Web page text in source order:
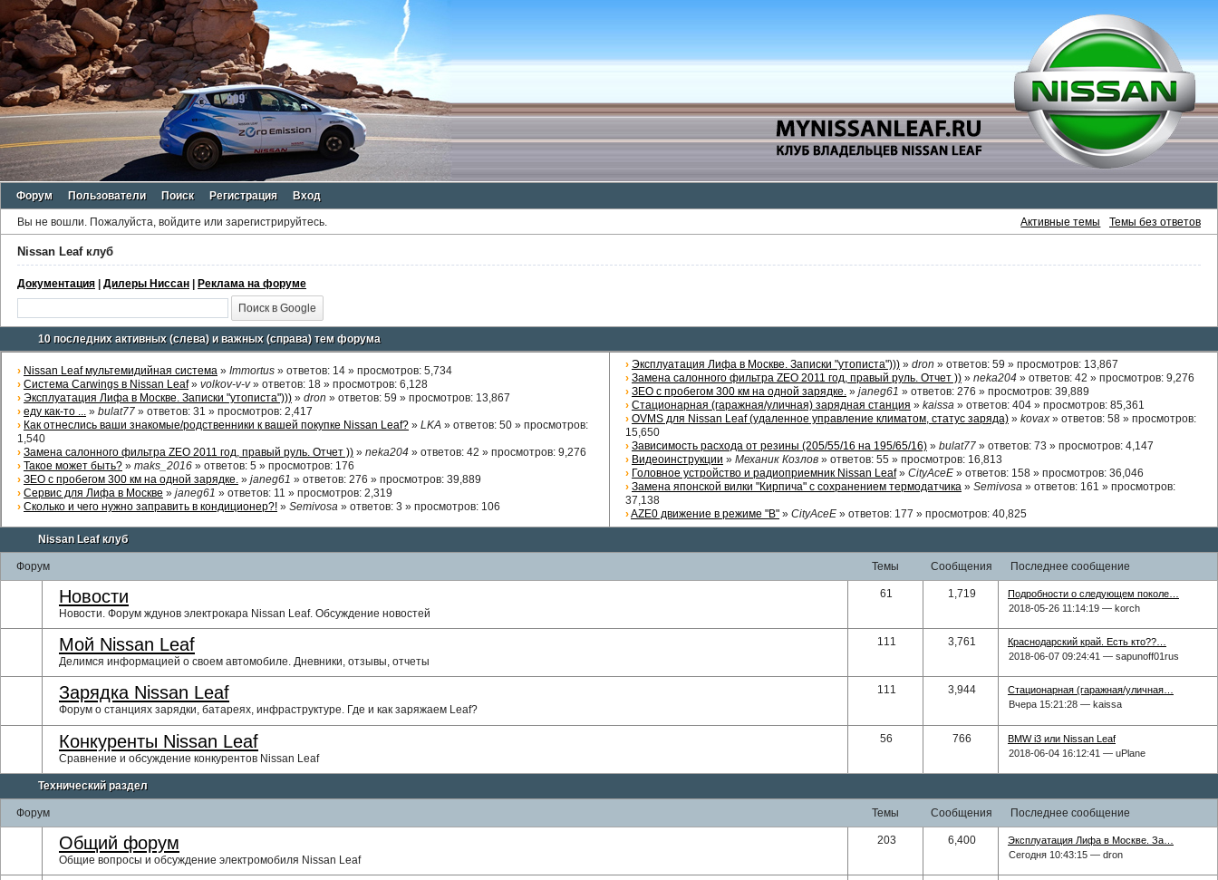
Форум Пользователи Поиск Регистрация Вход
Вы не вошли. Пожалуйста, войдите или зарегистрируйтесь. Активные темы Темы без ответов
Nissan Leaf клуб
Документация | Дилеры Ниссан | Реклама на форуме
10 последних активных (слева) и важных (справа) тем форума
› Nissan Leaf мультемидийная система » Immortus » ответов: 14 » просмотров: 5,734
› Система Carwings в Nissan Leaf» volkov-v-v» ответов: 18 » просмотров: 6,128
› Эксплуатация Лифа в Москве. Записки "утописта"))) » dron » ответов: 59 » просмотров: 13,867
› еду как-то ... » bulat77 » ответов: 31 » просмотров: 2,417
› Как отнеслись ваши знакомые/родственники к вашей покупке Nissan Leaf? » LKA » ответов: 50 » просмотров:
1,540
› Замена салонного фильтра ZEO 2011 год, правый руль. Отчет )) » neka204 » ответов: 42 » просмотров: 9,276
› Такое может быть? » maks_2016 » ответов: 5 » просмотров: 176
› ЗЕО с пробегом 300 км на одной зарядке. » janeg61 » ответов: 276 » просмотров: 39,889
› Сервис для Лифа в Москве » janeg61 » ответов: 11 » просмотров: 2,319
› Сколько и чего нужно заправить в кондиционер?! » Semivosa » ответов: 3 » просмотров: 106
› Эксплуатация Лифа в Москве. Записки "утописта"))) » dron » ответов: 59 » просмотров: 13,867
› Замена салонного фильтра ZEO 2011 год, правый руль. Отчет )) » neka204 » ответов: 42 » просмотров: 9,276
› ЗЕО с пробегом 300 км на одной зарядке. » janeg61 » ответов: 276 » просмотров: 39,889
› Стационарная (гаражная/уличная) зарядная станция » kaissa » ответов: 404 » просмотров: 85,361
› OVMS для Nissan Leaf (удаленное управление климатом, статус заряда) » kovax » ответов: 58 » просмотров:
15,650
› Зависимость расхода от резины (205/55/16 на 195/65/16) » bulat77 » ответов: 73 » просмотров: 4,147
› Видеоинструкции » Механик Козлов » ответов: 55 » просмотров: 16,813
› Головное устройство и радиоприемник Nissan Leaf» CityAceE » ответов: 158 » просмотров: 36,046
› Замена японской вилки "Кирпича" с сохранением термодатчика » Semivosa » ответов: 161 » просмотров:
37,138
›AZE0 движение в режиме "В" » CityAceE » ответов: 177 » просмотров: 40,825
Nissan Leaf клуб
Форум темы сообщения последнее сообщение
Новости
Новости. Форум ждунов электрокара Nissan Leaf. Обсуждение новостей
61 1,719
Подробности о следующем поколе…
2018-05-26 11:14:19 — korch
Мой Nissan Leaf
Делимся информацией о своем автомобиле. Дневники, отзывы, отчеты
111 3,761
Краснодарский край. Есть кто??…
2018-06-07 09:24:41 — sapunoff01rus
Зарядка Nissan Leaf
Форум о станциях зарядки, батареях, инфраструктуре. Где и как заряжаем Leaf?
111 3,944
Стационарная (гаражная/уличная…
Вчера 15:21:28 — kaissa
Конкуренты Nissan Leaf
Сравнение и обсуждение конкурентов Nissan Leaf
56 766
BMW i3 или Nissan Leaf
2018-06-04 16:12:41 — uPlane
Технический раздел
Форум темы сообщения последнее сообщение
Общий форум
Общие вопросы и обсуждение электромобиля Nissan Leaf
203 6,400
Эксплуатация Лифа в Москве. За…
Сегодня 10:43:15 — dron